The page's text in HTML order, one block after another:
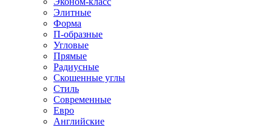
Элитные
Форма
П-образные
Угловые
Прямые
Радиусные
Скошенные углы
Стиль
Современные
Евро
Английские